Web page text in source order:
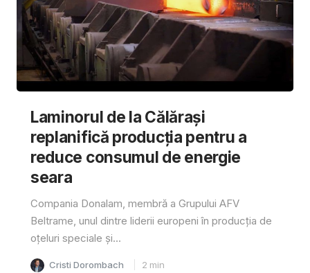
Laminorul de la Călărași
replanifică producția pentru a
reduce consumul de energie
seara
Compania Donalam, membră a Grupului AFV
Beltrame, unul dintre liderii europeni în producția de
oțeluri speciale și...
Cristi Dorombach 2 min